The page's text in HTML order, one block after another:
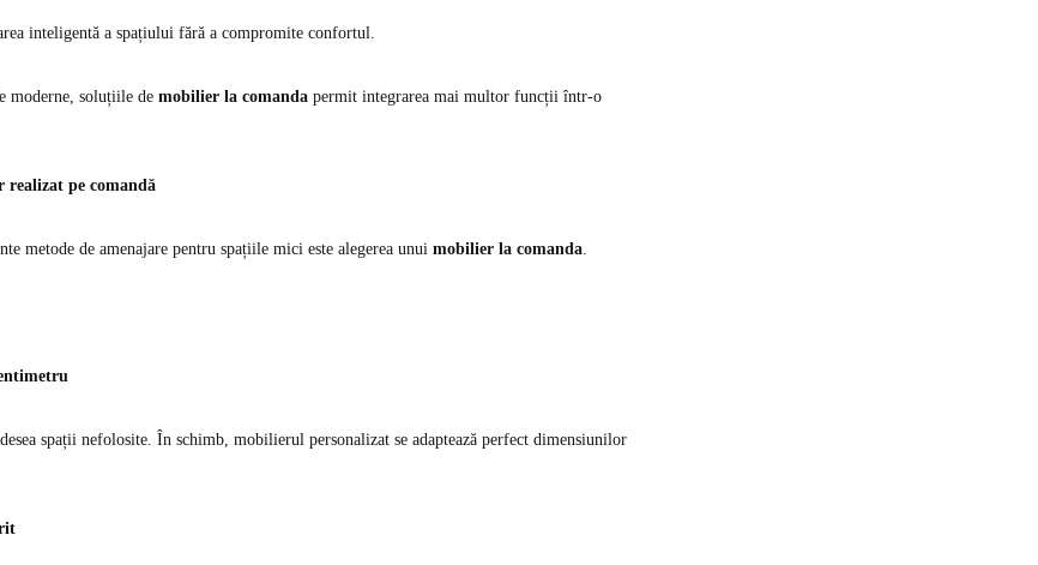
inteligentă a spațiului fără a compromite confortul.
moderne, soluțiile de mobilier la comanda permit integrarea mai multor funcții într-o
realizat pe comandă
metode de amenajare pentru spațiile mici este alegerea unui mobilier la comanda.
spații nefolosite. În schimb, mobilierul personalizat se adaptează perfect dimensiunilor